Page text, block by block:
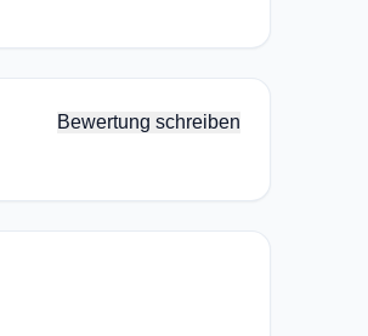
Bewertung schreiben